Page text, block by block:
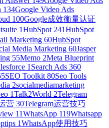
134Google Video Ads
100Google成效衡量认证
1HubSpot 241HubSpot
Marketing 60HubSpot
Media Marketing 60Jasper
55Memo 2Meta Blueprint
1 Search Ads 360
SEO Toolkit 80Seo Tools
2socialmediamarketing
1Talk2World 2Telegram
营 30Telegram运营技巧
11WhatsApp 119Whatsapp
1WhatsApp使用技巧